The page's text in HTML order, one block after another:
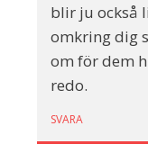
blir ju också
omkring dig
om för dem
redo.
SVARA